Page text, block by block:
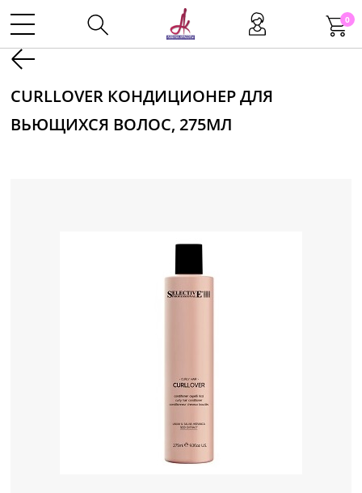
0
Инструменты
CURLLOVER КОНДИЦИОНЕР ДЛЯ
ВЬЮЩИХСЯ ВОЛОС, 275МЛ